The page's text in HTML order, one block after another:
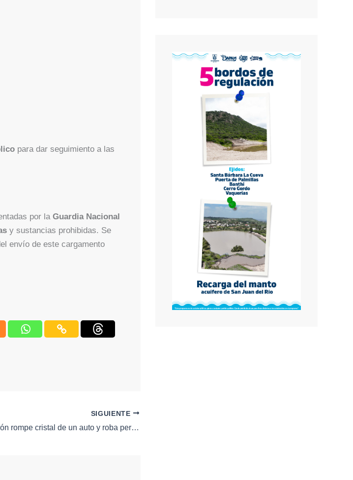
para dar seguimiento a las
por la Guardia Nacional
y sustancias prohibidas. Se
envío de este cargamento
SIGUIENTE
Ladrón rompe cristal de un auto y roba pertenencias en Querétaro; lo rastrean y ahora está en prisión preventiva